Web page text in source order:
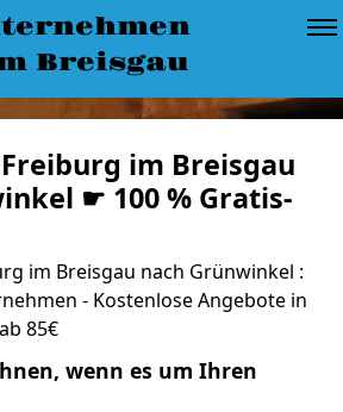
Breisgau
im Breisgau
☛ 100 % Gratis-
im Breisgau nach Grünwinkel :
- Kostenlose Angebote in
85€
wenn es um Ihren